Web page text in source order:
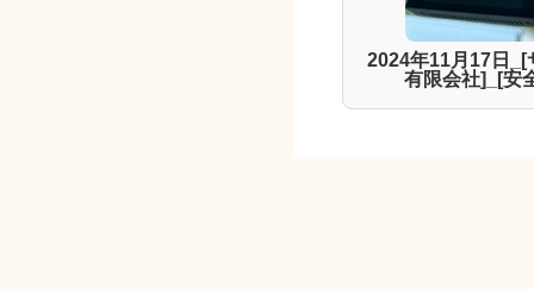
2024年11月17日_[
有限会社]_[安